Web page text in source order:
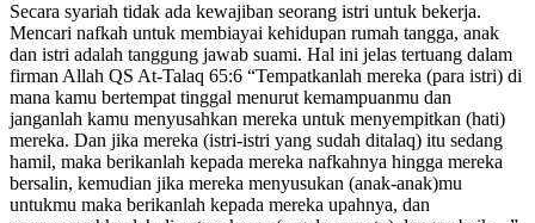
Secara syariah tidak ada kewajiban seorang istri untuk bekerja.
Mencari nafkah untuk membiayai kehidupan rumah tangga, anak
dan istri adalah tanggung jawab suami. Hal ini jelas tertuang dalam
firman Allah QS At-Talaq 65:6 “Tempatkanlah mereka (para istri) di
mana kamu bertempat tinggal menurut kemampuanmu dan
janganlah kamu menyusahkan mereka untuk menyempitkan (hati)
mereka. Dan jika mereka (istri-istri yang sudah ditalaq) itu sedang
hamil, maka berikanlah kepada mereka nafkahnya hingga mereka
bersalin, kemudian jika mereka menyusukan (anak-anak)mu
untukmu maka berikanlah kepada mereka upahnya, dan